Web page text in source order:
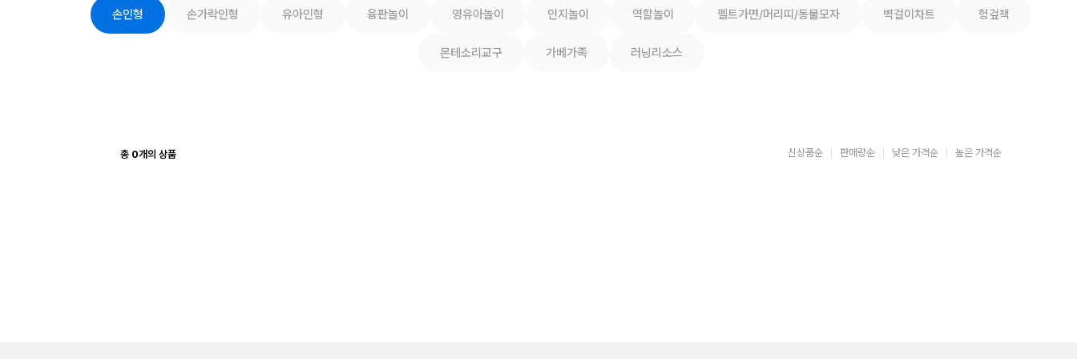
손인형 손가락인형 유아인형 융판놀이 영유아놀이 인지놀이 역할놀이 펠트가면/머리띠/동물모자 벽걸이차트 헝겊책
몬테소리교구 가베가족 러닝리소스
총 0개의 상품 신상품순 판매량순 낮은 가격순 높은 가격순